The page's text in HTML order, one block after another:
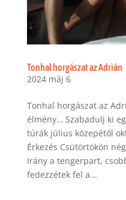
Tonhal horgászat az Adrián
2024 máj 6
Tonhal horgászat az
élmény… Szabadulj ki
túrák július közepétől
Érkezés Csütörtökön
Irány a tengerpart,
fedezzétek fel a...